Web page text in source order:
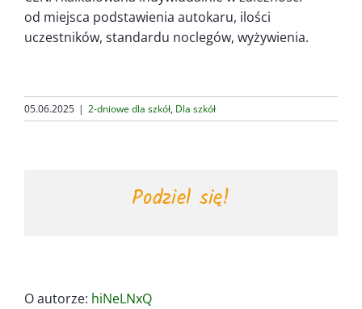
od miejsca podstawienia autokaru, ilości
uczestników, standardu noclegów, wyżywienia.
05.06.2025 | 2-dniowe dla szkół, Dla szkół
Podziel się!
O autorze: hiNeLNxQ